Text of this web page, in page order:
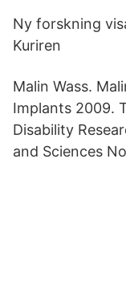
Ny forskning
Kuriren
Malin Wass.
Implants 2009.
Disability
and Sciences